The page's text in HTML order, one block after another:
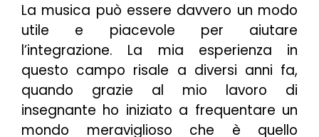
La musica può essere davvero un modo
utile e piacevole per aiutare
l’integrazione. La mia esperienza in
questo campo risale a diversi anni fa,
quando grazie al mio lavoro di
insegnante ho iniziato a frequentare un
mondo meraviglioso che è quello